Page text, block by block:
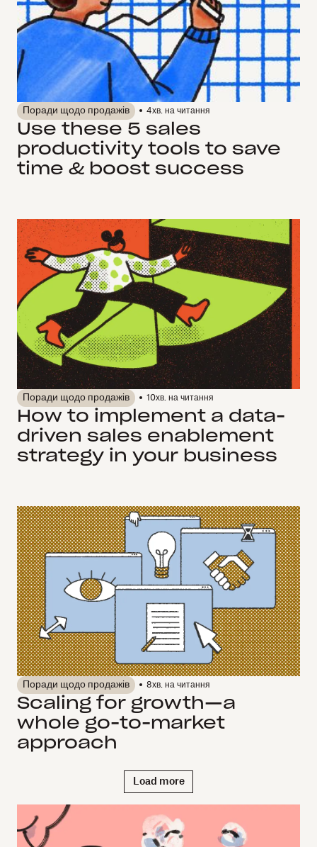
Поради щодо продажів 4хв. на читання
Use these 5 sales
productivity tools to save
time & boost success
Поради щодо продажів 10хв. на читання
How to implement a data-
driven sales enablement
strategy in your business
Поради щодо продажів 8хв. на читання
Scaling for growth—a
whole go-to-market
approach
Load more